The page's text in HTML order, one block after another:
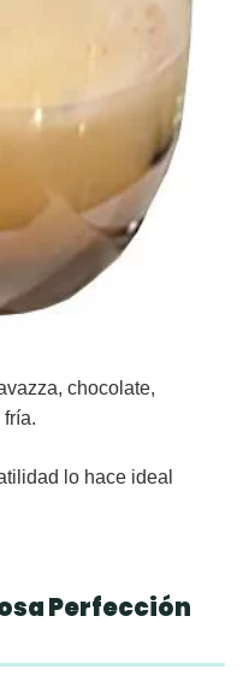
chocolate,
lo hace ideal
Perfección